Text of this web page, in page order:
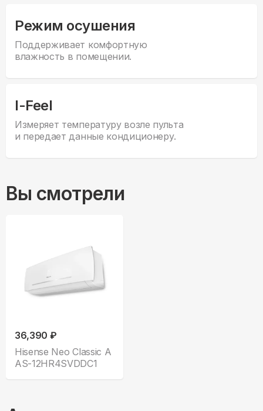
Режим осушения
Поддерживает комфортную
влажность в помещении.
I-Feel
Измеряет температуру возле пульта
и передает данные кондиционеру.
Вы смотрели
36,390 ₽
Hisense Neo Classic A
AS-12HR4SVDDC1